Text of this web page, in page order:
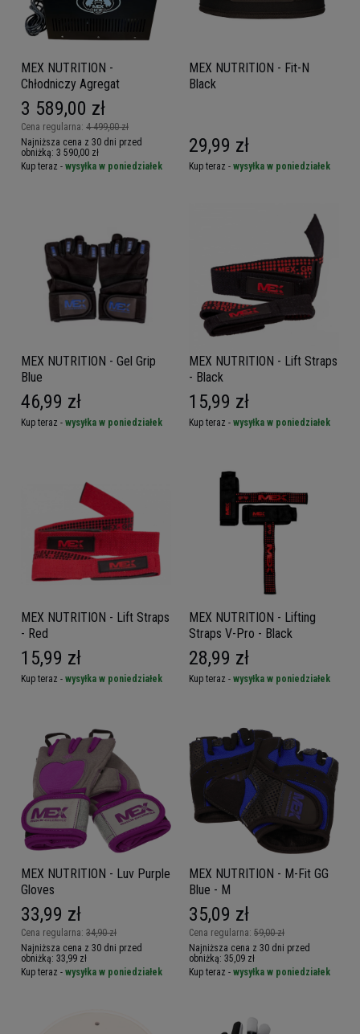
MEX NUTRITION -
Chłodniczy Agregat
Cena regularna: 4 499,00 zł
3 589,00 zł
Najniższa cena z 30 dni przed
obniżką: 3 590,00 zł
Kup teraz - wysyłka w poniedziałek
MEX NUTRITION - Fit-N
Black
29,99 zł
Kup teraz - wysyłka w poniedziałek
MEX NUTRITION - Gel Grip
Blue
46,99 zł
Kup teraz - wysyłka w poniedziałek
MEX NUTRITION - Lift Straps
- Black
15,99 zł
Kup teraz - wysyłka w poniedziałek
MEX NUTRITION - Lift Straps
- Red
15,99 zł
Kup teraz - wysyłka w poniedziałek
MEX NUTRITION - Lifting
Straps V-Pro - Black
28,99 zł
Kup teraz - wysyłka w poniedziałek
MEX NUTRITION - Luv Purple
Gloves
Cena regularna: 34,90 zł
33,99 zł
Najniższa cena z 30 dni przed
obniżką: 33,99 zł
Kup teraz - wysyłka w poniedziałek
MEX NUTRITION - M-Fit GG
Blue - M
Cena regularna: 59,00 zł
35,09 zł
Najniższa cena z 30 dni przed
obniżką: 35,09 zł
Kup teraz - wysyłka w poniedziałek